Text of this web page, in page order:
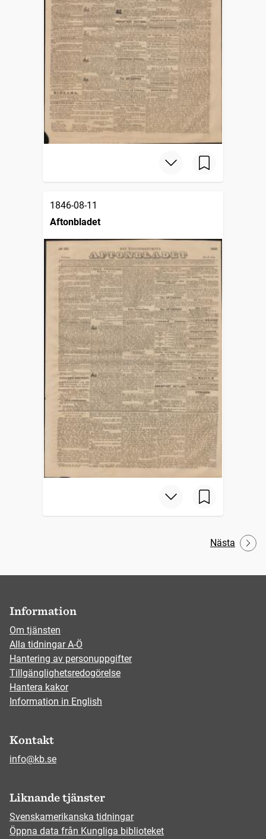
1846-08-11
Aftonbladet
Nästa
Information
Om tjänsten
Alla tidningar A-Ö
Hantering av personuppgifter
Tillgänglighetsredogörelse
Hantera kakor
Information in English
Kontakt
info@kb.se
Liknande tjänster
Svenskamerikanska tidningar
Öppna data från Kungliga biblioteket